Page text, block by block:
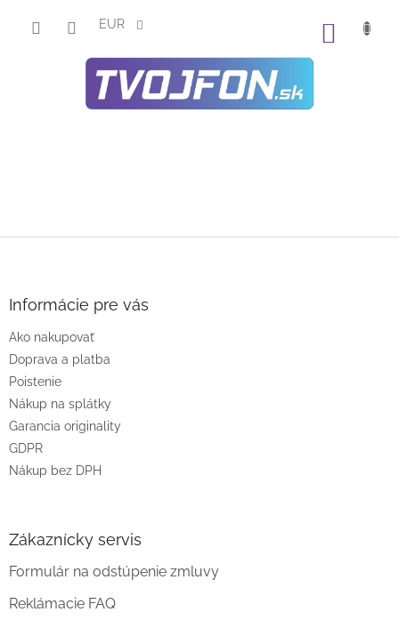
EUR
Informácie pre vás
Ako nakupovať
Doprava a platba
Poistenie
Nákup na splátky
Garancia originality
GDPR
Nákup bez DPH
Zákaznícky servis
Formulár na odstúpenie zmluvy
Reklámacie FAQ